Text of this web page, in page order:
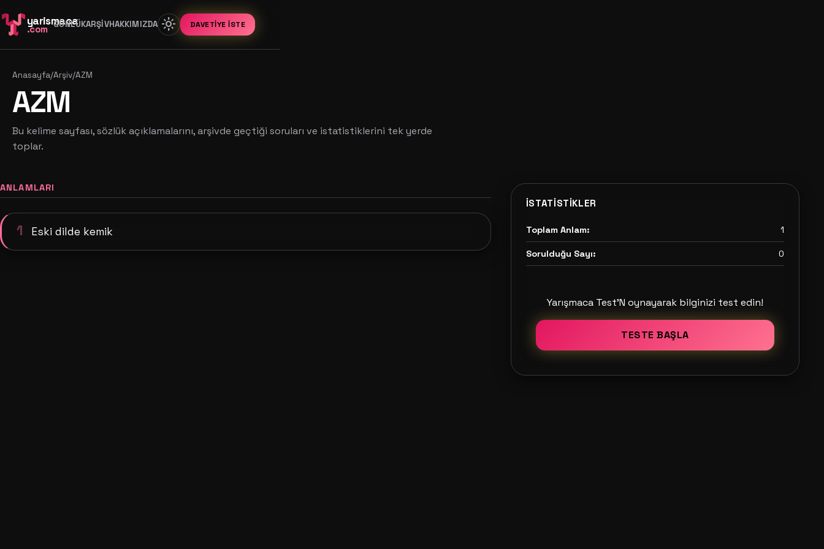
yarismaca
.com GÜNLÜKARŞIVHAKKIMIZDA light_mode DAVETIYE İSTE
Anasayfa/Arşiv/AZM
AZM
Bu kelime sayfası, sözlük açıklamalarını, arşivde geçtiği soruları ve istatistiklerini tek yerde
toplar.
ANLAMLARI
1 Eski dilde kemik
İSTATISTIKLER
Toplam Anlam: 1
Sorulduğu Sayı: 0
Yarışmaca Test'N oynayarak bilginizi test edin!
TESTE BAŞLA